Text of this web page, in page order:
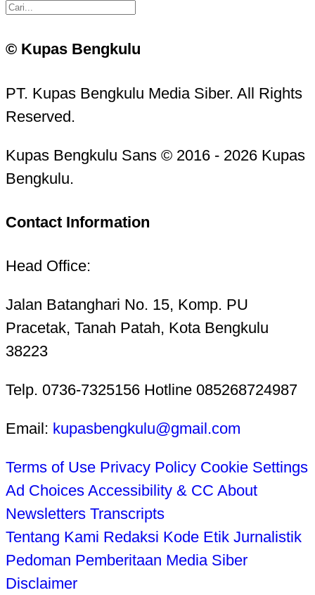
© Kupas Bengkulu
PT. Kupas Bengkulu Media Siber. All Rights
Reserved.
Kupas Bengkulu Sans © 2016 - 2026 Kupas
Bengkulu.
Contact Information
Head Office:
Jalan Batanghari No. 15, Komp. PU
Pracetak, Tanah Patah, Kota Bengkulu
38223
Telp. 0736-7325156 Hotline 085268724987
Email: kupasbengkulu@gmail.com
Terms of Use Privacy Policy Cookie Settings
Ad Choices Accessibility & CC About
Newsletters Transcripts
Tentang Kami Redaksi Kode Etik Jurnalistik
Pedoman Pemberitaan Media Siber
Disclaimer